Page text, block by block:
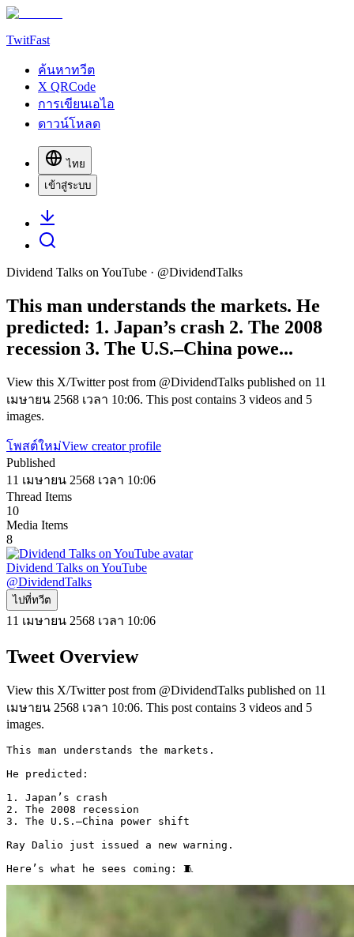
TwitFast
ค้นหาทวีต
X QRCode
การเขียนเอไอ
ดาวน์โหลด
ไทย
เข้าสู่ระบบ
Dividend Talks on YouTube · @DividendTalks
This man understands the markets. He
predicted: 1. Japan’s crash 2. The 2008
recession 3. The U.S.–China powe...
View this X/Twitter post from @DividendTalks published on 11
เมษายน 2568 เวลา 10:06. This post contains 3 videos and 5
images.
โพสต์ใหม่View creator profile
Published
11 เมษายน 2568 เวลา 10:06
Thread Items
10
Media Items
8
Dividend Talks on YouTube
@DividendTalks
ไปที่ทวีต
11 เมษายน 2568 เวลา 10:06
Tweet Overview
View this X/Twitter post from @DividendTalks published on 11
เมษายน 2568 เวลา 10:06. This post contains 3 videos and 5
images.
This man understands the markets.
He predicted:
1. Japan’s crash
2. The 2008 recession
3. The U.S.–China power shift
Ray Dalio just issued a new warning.
Here’s what he sees coming: 🧵